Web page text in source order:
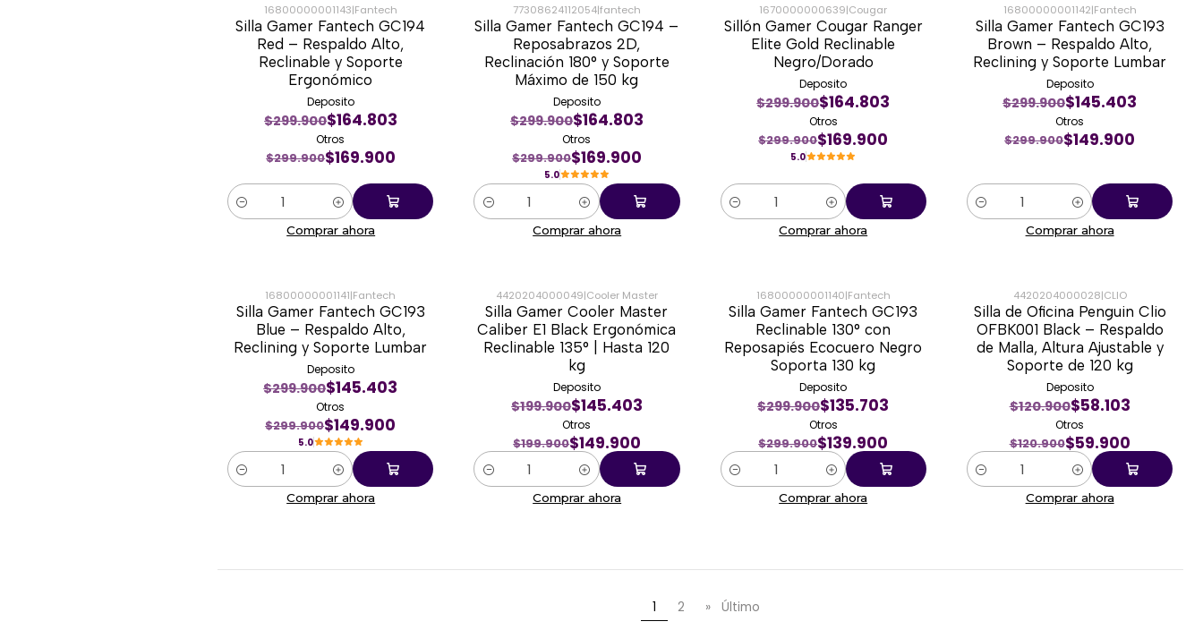
-43%
16800000001143|Fantech
Silla Gamer Fantech GC194
Red – Respaldo Alto,
Reclinable y Soporte
Ergonómico
Deposito
$299.900$164.803
Otros
$299.900$169.900
Cantidad
Comprar ahora
-43%
77308624112054|fantech
Silla Gamer Fantech GC194 –
Reposabrazos 2D,
Reclinación 180° y Soporte
Máximo de 150 kg
Deposito
$299.900$164.803
Otros
$299.900$169.900
5.0
Cantidad
Comprar ahora
-43%
1670000000639|Cougar
Sillón Gamer Cougar Ranger
Elite Gold Reclinable
Negro/Dorado
Deposito
$299.900$164.803
Otros
$299.900$169.900
5.0
Cantidad
Comprar ahora
-50%
16800000001142|Fantech
Silla Gamer Fantech GC193
Brown – Respaldo Alto,
Reclining y Soporte Lumbar
Deposito
$299.900$145.403
Otros
$299.900$149.900
Cantidad
Comprar ahora
-50%
16800000001141|Fantech
Silla Gamer Fantech GC193
Blue – Respaldo Alto,
Reclining y Soporte Lumbar
Deposito
$299.900$145.403
Otros
$299.900$149.900
5.0
Cantidad
Comprar ahora
-25%
4420204000049|Cooler Master
Silla Gamer Cooler Master
Caliber E1 Black Ergonómica
Reclinable 135° | Hasta 120
kg
Deposito
$199.900$145.403
Otros
$199.900$149.900
Cantidad
Comprar ahora
-53%
16800000001140|Fantech
Silla Gamer Fantech GC193
Reclinable 130° con
Reposapiés Ecocuero Negro
Soporta 130 kg
Deposito
$299.900$135.703
Otros
$299.900$139.900
Cantidad
Comprar ahora
-50%
4420204000028|CLIO
Silla de Oficina Penguin Clio
OFBK001 Black – Respaldo
de Malla, Altura Ajustable y
Soporte de 120 kg
Deposito
$120.900$58.103
Otros
$120.900$59.900
Cantidad
Comprar ahora
1 2 » Último